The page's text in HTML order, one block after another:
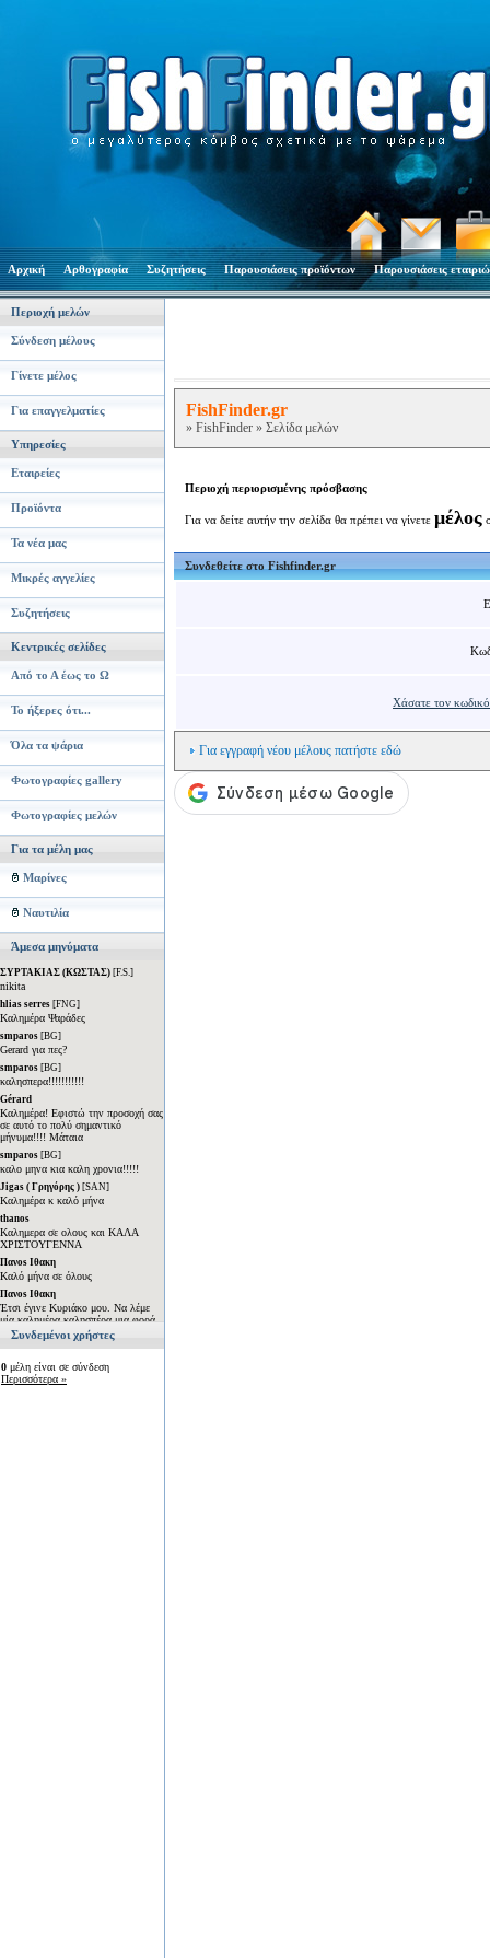
Αρχική Αρθογραφία Συζητήσεις Παρουσιάσεις προϊόντων Παρουσιάσεις
Περιοχή μελών
Σύνδεση μέλους
Γίνετε μέλος
Για επαγγελματίες
Υπηρεσίες
Εταιρείες
Προϊόντα
Τα νέα μας
Μικρές αγγελίες
Συζητήσεις
Κεντρικές σελίδες
Από το Α έως το Ω
Το ήξερες ότι...
Όλα τα ψάρια
Φωτογραφίες gallery
Φωτογραφίες μελών
Για τα μέλη μας
Μαρίνες
Ναυτιλία
Άμεσα μηνύματα
Συνδεμένοι χρήστες
0 μέλη είναι σε σύνδεση
Περισσότερα »
FishFinder.gr
» FishFinder » Σελίδα μελών
Περιοχή περιορισμένης πρόσβασης
Για να δείτε αυτήν την σελίδα θα πρέπει να γίνετε μέλος
Συνδεθείτε στο Fishfinder.gr
Χάσατε τον
Για εγγραφή νέου μέλους πατήστε εδώ